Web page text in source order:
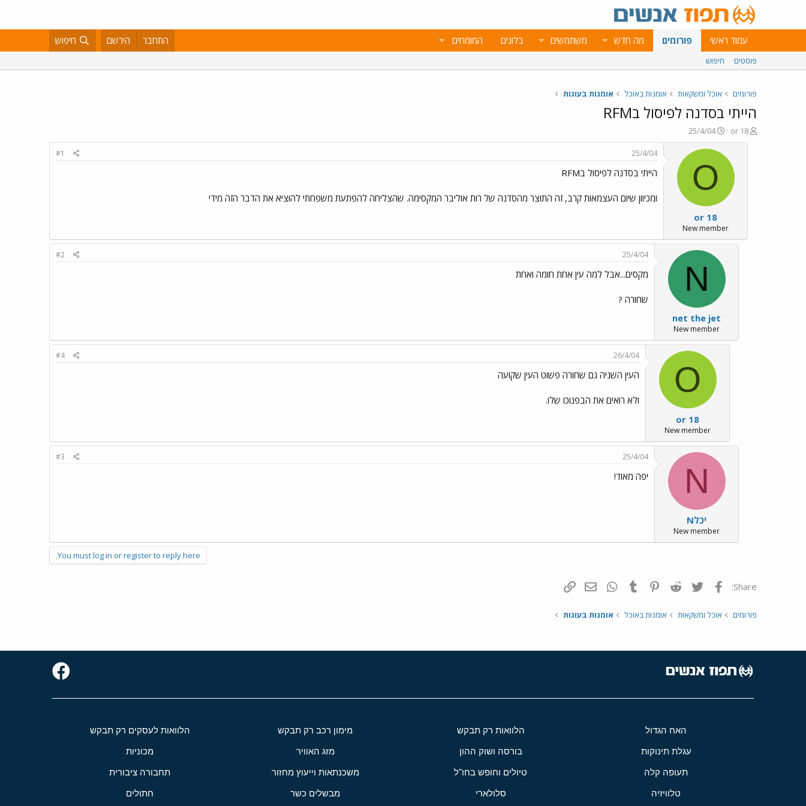
עמוד ראשי פורומים מה חדש משתמשים בלוגים המומחים התחבר הירשם חיפוש
פוסטים חיפוש
פורומים אוכל ומשקאות אומנות באוכל אומנות בעוגות
הייתי בסדנה לפיסול בRFM
פ
ו
or 18
פ
ו
ר
ם
ב
א
ר
י
ך
25/4/04
O
or 18
New member
25/4/04
#1
הייתי בסדנה לפיסול בRFM
ומכיוון שיום העצמאות קרב, זה התוצר מהסדנה של רות אוליבר המקסימה. שהצליחה להפתעת משפחתי להוציא את הדבר הזה מידי
N
net the jet
New member
25/4/04
#2
מקסים...אבל למה עין אחת חומה ואחת
שחורה ?
O
or 18
New member
26/4/04
#4
העין השניה גם שחורה פשוט העין שקועה
ולא רואים את הבפנוכו שלו.
N
Nיכל
New member
25/4/04
#3
יפה מאוד!
You must log in or register to reply here.
Share: פייסבוק Twitter
Reddit
Pinterest
Tumblr
WhatsAppדואר אלקטרוני
פורומים אוכל ומשקאות אומנות באוכל אומנות בעוגות
האח הגדול הלוואות רק תבקש מימון רכב רק תבקש הלוואות לעסקים רק תבקש
עגלת תינוקות בורסה ושוק ההון מזג האוויר מכוניות
תעופה קלה טיולים וחופש בחו"ל משכנתאות וייעוץ מחזור תחבורה ציבורית
טלוויזיה סלולארי מבשלים כשר חתולים